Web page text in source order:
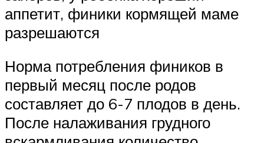
аппетит, финики кормящей маме
разрешаются
Норма потребления фиников в
первый месяц после родов
составляет до 6-7 плодов в день.
После налаживания грудного